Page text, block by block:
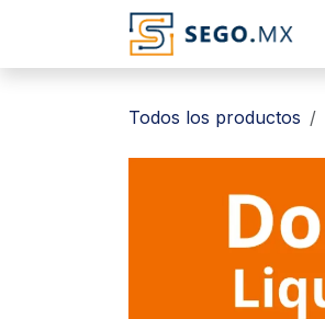
Todos los productos